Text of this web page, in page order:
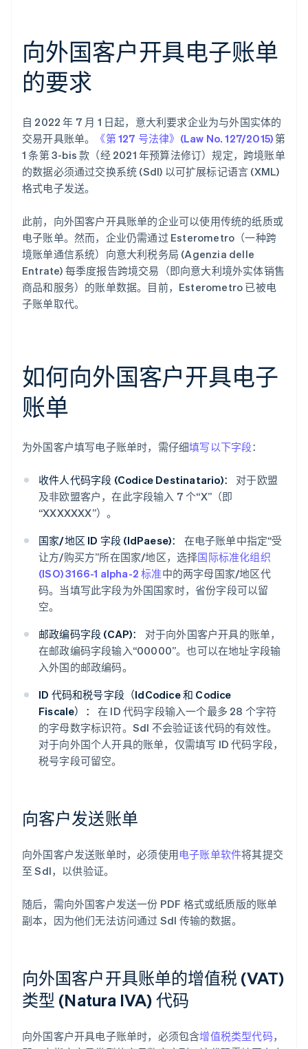
向外国客户开具电子账单
的要求
自 2022 年 7 月 1 日起，意大利要求企业为与外国实体的
交易开具账单。
《第 127 号法律》(Law No. 127/2015) 第
1 条第 3-bis 款（经 2021 年预算法修订）规定，跨境账单
的数据必须通过交换系统 (SdI) 以可扩展标记语言 (XML)
格式电子发送。
此前，向外国客户开具账单的企业可以使用传统的纸质或
电子账单。然而，企业仍需通过 Esterometro（一种跨
境账单通信系统）向意大利税务局 (Agenzia delle
Entrate) 每季度报告跨境交易（即向意大利境外实体销售
商品和服务）的账单数据。目前，Esterometro 已被电
子账单取代。
如何向外国客户开具电子
账单
为外国客户填写电子账单时，需仔细填写以下字段：
收件人代码字段 (Codice Destinatario)：
对于欧盟
及非欧盟客户，在此字段输入 7 个“X”（即
“XXXXXXX”）。
国家/地区 ID 字段 (IdPaese)：
在电子账单中指定“受
让方/购买方”所在国家/地区，选择国际标准化组织
(ISO) 3166-1 alpha-2 标准中的两字母国家/地区代
码。当填写此字段为外国国家时，省份字段可以留
空。
邮政编码字段 (CAP)：
对于向外国客户开具的账单，
在邮政编码字段输入“00000”。也可以在地址字段输
入外国的邮政编码。
ID 代码和税号字段（IdCodice 和 Codice
Fiscale）：
在 ID 代码字段输入一个最多 28 个字符
的字母数字标识符。SdI 不会验证该代码的有效性。
对于向外国个人开具的账单，仅需填写 ID 代码字段，
税号字段可留空。
向客户发送账单
向外国客户发送账单时，必须使用电子账单软件将其提交
至 SdI，以供验证。
随后，需向外国客户发送一份 PDF 格式或纸质版的账单
副本，因为他们无法访问通过 SdI 传输的数据。
向外国客户开具账单的增值税 (VAT)
类型 (Natura IVA) 代码
向外国客户开具电子账单时，必须包含增值税类型代码，